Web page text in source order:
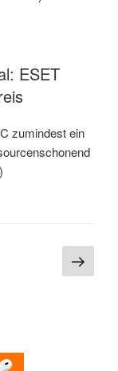
ESET
zumindest ein
Seite